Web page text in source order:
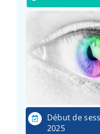
Début de
2025